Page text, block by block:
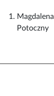
Magdalena
Potoczny